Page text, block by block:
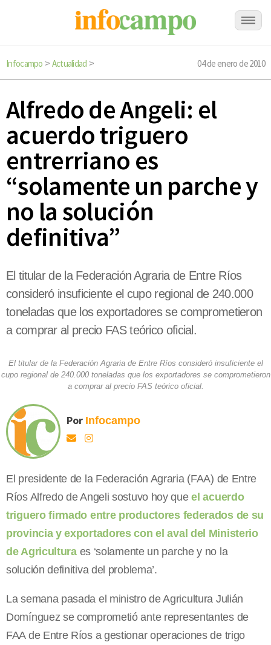
Infocampo > Actualidad > 04 de enero de 2010
Alfredo de Angeli: el
acuerdo triguero
entrerriano es
“solamente un parche y
no la solución
definitiva”
El titular de la Federación Agraria de Entre Ríos
consideró insuficiente el cupo regional de 240.000
toneladas que los exportadores se comprometieron
a comprar al precio FAS teórico oficial.
El titular de la Federación Agraria de Entre Ríos consideró insuficiente el
cupo regional de 240.000 toneladas que los exportadores se comprometieron
a comprar al precio FAS teórico oficial.
Por Infocampo
El presidente de la Federación Agraria (FAA) de Entre
Ríos Alfredo de Angeli sostuvo hoy queel acuerdo
triguero firmado entre productores federados de su
provincia y exportadores con el aval del Ministerio
de Agriculturaes ‘solamente un parche y no la
solución definitiva del problema’.
La semana pasada el ministro de Agricultura Julián
Domínguez se comprometió ante representantes de
FAA de Entre Ríos a gestionar operaciones de trigo